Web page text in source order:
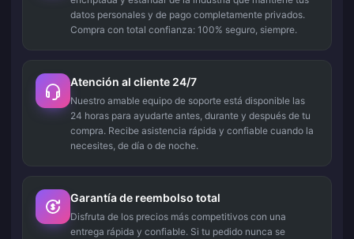
datos personales y de pago completamente privados.
Compra con total confianza: 100% seguro, siempre.
Atención al cliente 24/7
Nuestro amable equipo de soporte está disponible las
24 horas para ayudarte antes, durante y después de tu
compra. Recibe asistencia rápida y confiable cuando la
necesites, de día o de noche.
Garantía de reembolso total
Disfruta de los precios más competitivos con una
entrega rápida y confiable. Si tu pedido nunca se